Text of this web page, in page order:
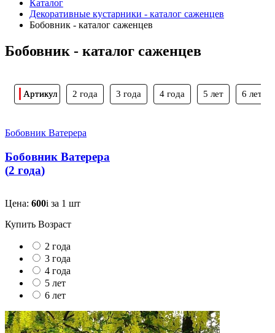
Каталог
Декоративные кустарники - каталог саженцев
Бобовник - каталог саженцев
Бобовник - каталог саженцев
Артикул 2 года 3 года 4 года 5 лет 6 лет
Бобовник Ватерера
Бобовник Ватерера
(2 года)
Цена: 600i за 1 шт
Купить Возраст
2 года
3 года
4 года
5 лет
6 лет